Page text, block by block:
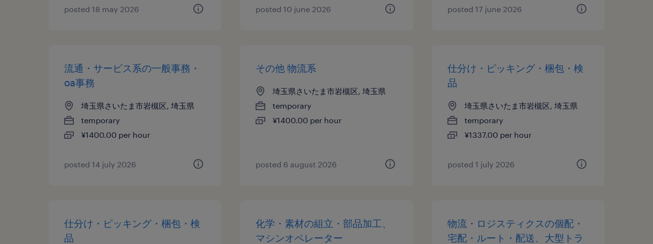
posted 18 may 2026 posted 10 june 2026 posted 17 june 2026
流通・サービス系の一般事務・
oa事務
埼玉県さいたま市岩槻区, 埼玉県
temporary
¥1400.00 per hour
posted 14 july 2026
その他 物流系
埼玉県さいたま市岩槻区, 埼玉県
temporary
¥1400.00 per hour
posted 6 august 2026
仕分け・ピッキング・梱包・検
品
埼玉県さいたま市岩槻区, 埼玉県
temporary
¥1337.00 per hour
posted 1 july 2026
仕分け・ピッキング・梱包・検
品
化学・素材の組立・部品加工、
マシンオペレーター
物流・ロジスティクスの個配・
宅配・ルート・配送、大型トラ